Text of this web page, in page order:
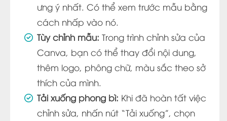
ưng ý nhất. Có thể xem trước mẫu bằng
cách nhấp vào nó.
Tùy chỉnh mẫu: Trong trình chỉnh sửa của
Canva, bạn có thể thay đổi nội dung,
thêm logo, phông chữ, màu sắc theo sở
thích của mình.
Tải xuống phong bì: Khi đã hoàn tất việc
chỉnh sửa, nhấn nút “Tải xuống”, chọn